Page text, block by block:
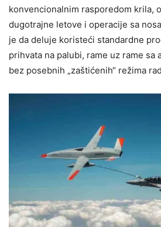
konvencionalnim rasporedom krila,
dugotrajne letove i operacije sa
je da deluje koristeći standardne
prihvata na palubi, rame uz rame sa
bez posebnih „zaštićenih“ režima